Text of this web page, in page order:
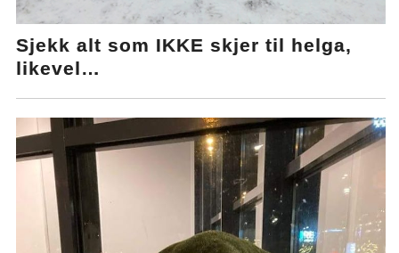
Sjekk alt som IKKE skjer til helga,
likevel…